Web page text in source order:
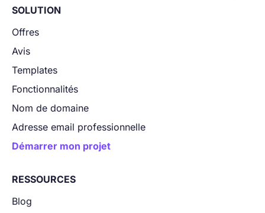
SOLUTION
Offres
Avis
Templates
Fonctionnalités
Nom de domaine
Adresse email professionnelle
Démarrer mon projet
RESSOURCES
Blog